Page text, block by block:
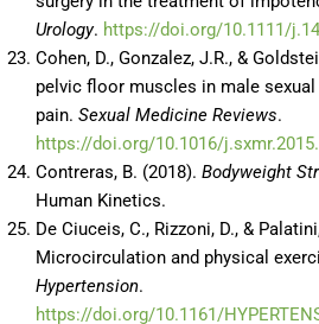
Urology. https://doi.org/10.1111/
Cohen, D., Gonzalez, J.R., &
pelvic floor muscles in male
pain. Sexual Medicine Reviews.
https://doi.org/10.1016/
Contreras, B. (2018). Bodyweight
Human Kinetics.
De Ciuceis, C., Rizzoni, D., &
Microcirculation and physical
Hypertension.
https://doi.org/10.1161/